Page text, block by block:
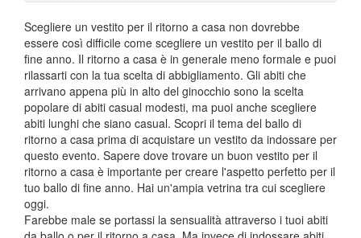
Scegliere un vestito per il ritorno a casa non dovrebbe
essere così difficile come scegliere un vestito per il ballo di
fine anno. Il ritorno a casa è in generale meno formale e puoi
rilassarti con la tua scelta di abbigliamento. Gli abiti che
arrivano appena più in alto del ginocchio sono la scelta
popolare di abiti casual modesti, ma puoi anche scegliere
abiti lunghi che siano casual. Scopri il tema del ballo di
ritorno a casa prima di acquistare un vestito da indossare per
questo evento. Sapere dove trovare un buon vestito per il
ritorno a casa è importante per creare l'aspetto perfetto per il
tuo ballo di fine anno. Hai un'ampia vetrina tra cui scegliere
oggi.
Farebbe male se portassi la sensualità attraverso i tuoi abiti